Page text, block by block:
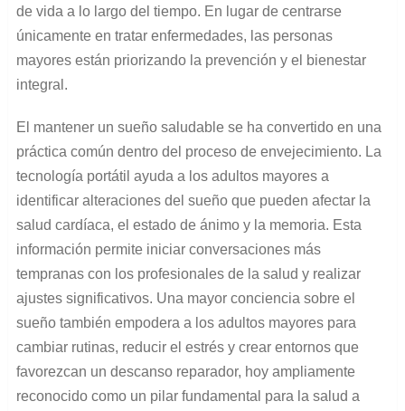
de vida a lo largo del tiempo. En lugar de centrarse
únicamente en tratar enfermedades, las personas
mayores están priorizando la prevención y el bienestar
integral.
El mantener un sueño saludable se ha convertido en una
práctica común dentro del proceso de envejecimiento. La
tecnología portátil ayuda a los adultos mayores a
identificar alteraciones del sueño que pueden afectar la
salud cardíaca, el estado de ánimo y la memoria. Esta
información permite iniciar conversaciones más
tempranas con los profesionales de la salud y realizar
ajustes significativos. Una mayor conciencia sobre el
sueño también empodera a los adultos mayores para
cambiar rutinas, reducir el estrés y crear entornos que
favorezcan un descanso reparador, hoy ampliamente
reconocido como un pilar fundamental para la salud a